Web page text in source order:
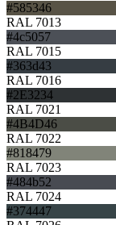
#585346
RAL 7013
#4c5057
RAL 7015
#363d43
RAL 7016
#2E3234
RAL 7021
#4B4D46
RAL 7022
#818479
RAL 7023
#484b52
RAL 7024
#374447